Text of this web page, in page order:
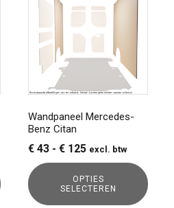
Wandpaneel Mercedes-
Benz Citan
€ 43 - € 125Prijsklasse:
€ 43
tot
excl. btw
OPTIES
SELECTEREN
meerdere
variaties.
Deze
kan
gekozen
worden
op
de
productpagina